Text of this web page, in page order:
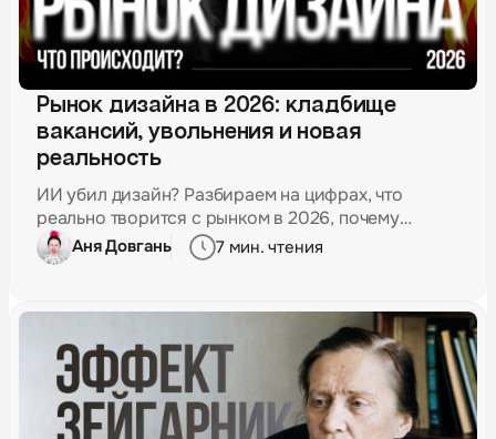
Рынок дизайна в 2026: кладбище
вакансий, увольнения и новая
реальность
ИИ убил дизайн? Разбираем на цифрах, что
реально творится с рынком в 2026, почему
сокращают дизайнеров и 3 действия, чтобы
остаться в профессии.
Аня Довгань 7 мин. чтения